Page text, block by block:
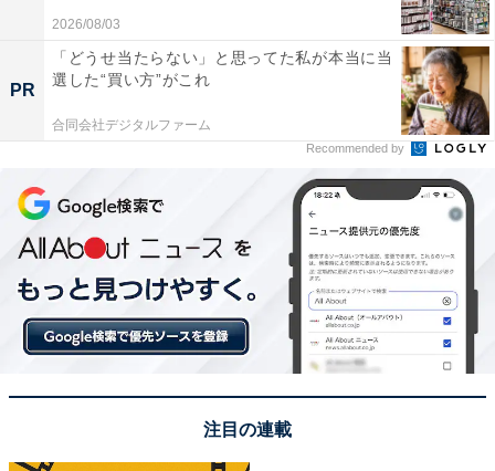
2026/08/03
PR
「どうせ当たらない」と思ってた私が本当に当
選した“買い方”がこれ
合同会社デジタルファーム
Recommended by
注目の連載